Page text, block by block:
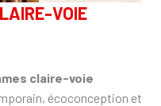
VOIE
claire-voie
écoconception et